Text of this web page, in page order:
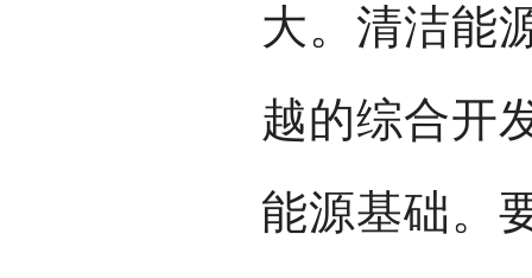
大。清洁能
越的综合开
能源基础。